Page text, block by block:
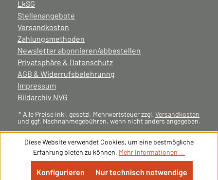
LkSG
Stellenangebote
Versandkosten
Zahlungsmethoden
Newsletter abonnieren/abbestellen
Privatsphäre & Datenschutz
AGB & Widerrufsbelehrunng
Impressum
Bildarchiv NVG
* Alle Preise inkl. gesetzl. Mehrwertsteuer zzgl. Versandkosten
und ggf. Nachnahmegebühren, wenn nicht anders angegeben.
Diese Website verwendet Cookies, um eine bestmögliche
Erfahrung bieten zu können. Mehr Informationen ...
Nur technisch notwendige
Konfigurieren